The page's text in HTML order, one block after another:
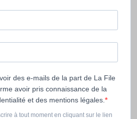
des e-mails de la part de La File
avoir pris connaissance de la
et des mentions légales.
à tout moment en cliquant sur le lien